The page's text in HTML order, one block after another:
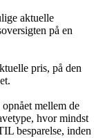
aktuelle
på en
pris, på den
mellem de
hvor mindst
besparelse, inden